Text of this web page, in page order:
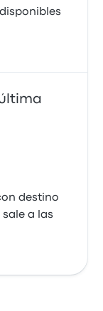
destino
sale a las